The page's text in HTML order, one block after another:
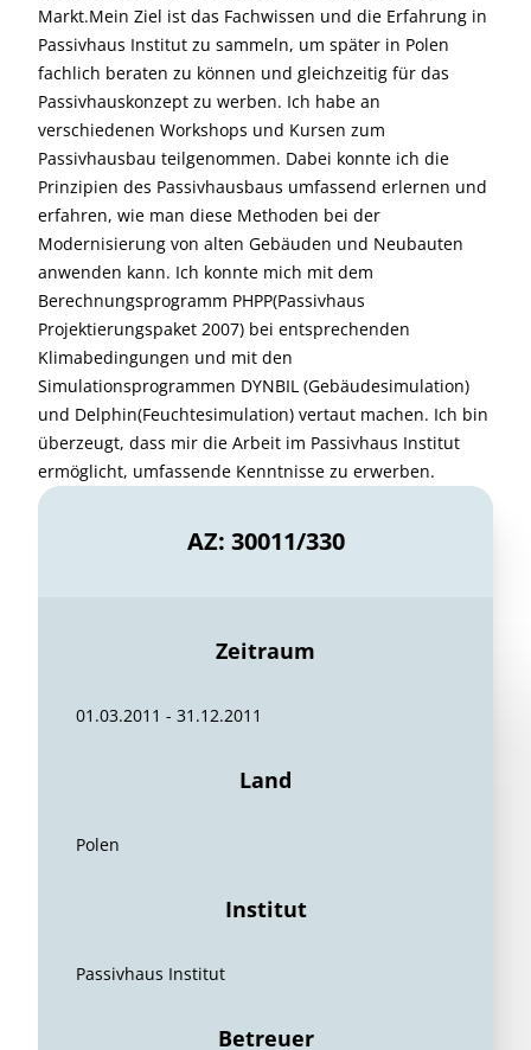
Markt.Mein Ziel ist das Fachwissen und die Erfahrung in
Passivhaus Institut zu sammeln, um später in Polen
fachlich beraten zu können und gleichzeitig für das
Passivhauskonzept zu werben. Ich habe an
verschiedenen Workshops und Kursen zum
Passivhausbau teilgenommen. Dabei konnte ich die
Prinzipien des Passivhausbaus umfassend erlernen und
erfahren, wie man diese Methoden bei der
Modernisierung von alten Gebäuden und Neubauten
anwenden kann. Ich konnte mich mit dem
Berechnungsprogramm PHPP(Passivhaus
Projektierungspaket 2007) bei entsprechenden
Klimabedingungen und mit den
Simulationsprogrammen DYNBIL (Gebäudesimulation)
und Delphin(Feuchtesimulation) vertaut machen. Ich bin
überzeugt, dass mir die Arbeit im Passivhaus Institut
ermöglicht, umfassende Kenntnisse zu erwerben.
AZ: 30011/330
Zeitraum
01.03.2011 - 31.12.2011
Land
Polen
Institut
Passivhaus Institut
Betreuer